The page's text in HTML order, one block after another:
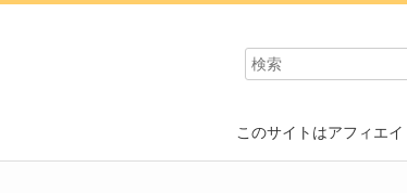
このサイトはアフィエ